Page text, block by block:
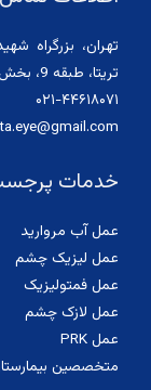
تهران، بزرگراه
تریتا، طبقه 9، بخش چشم پزشکی
۰۲۱-۴۴۶۱۸۰۷۱
خدمات
عمل آب مروارید
عمل لیزیک چشم
عمل فمتولیزیک
عمل لازک چشم
عمل PRK
متخصصین